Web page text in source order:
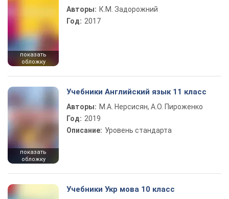
показать
обложку
Авторы: К.М. Задорожний
Год: 2017
показать
обложку
Учебники Английский язык 11 класс
Авторы: М.А. Нерсисян, А.О. Пироженко
Год: 2019
Описание: Уровень стандарта
Учебники Укр мова 10 класс